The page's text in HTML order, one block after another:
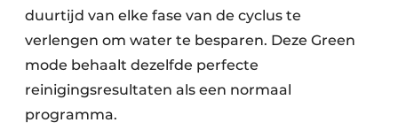
duurtijd van elke fase van de cyclus te
verlengen om water te besparen. Deze Green
mode behaalt dezelfde perfecte
reinigingsresultaten als een normaal
programma.